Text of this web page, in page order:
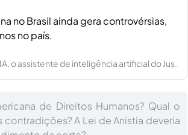
no Brasil ainda gera controvérsias,
no país.
o assistente de inteligência artificial do Jus.
de Direitos Humanos? Qual o
A Lei de Anistia deveria